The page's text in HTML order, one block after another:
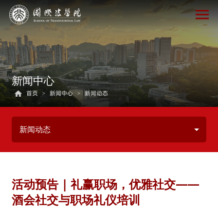
新闻中心
首页 > 新闻中心 > 新闻动态
新闻动态
活动预告 | 礼赢职场，优雅社交——
酒会社交与职场礼仪培训